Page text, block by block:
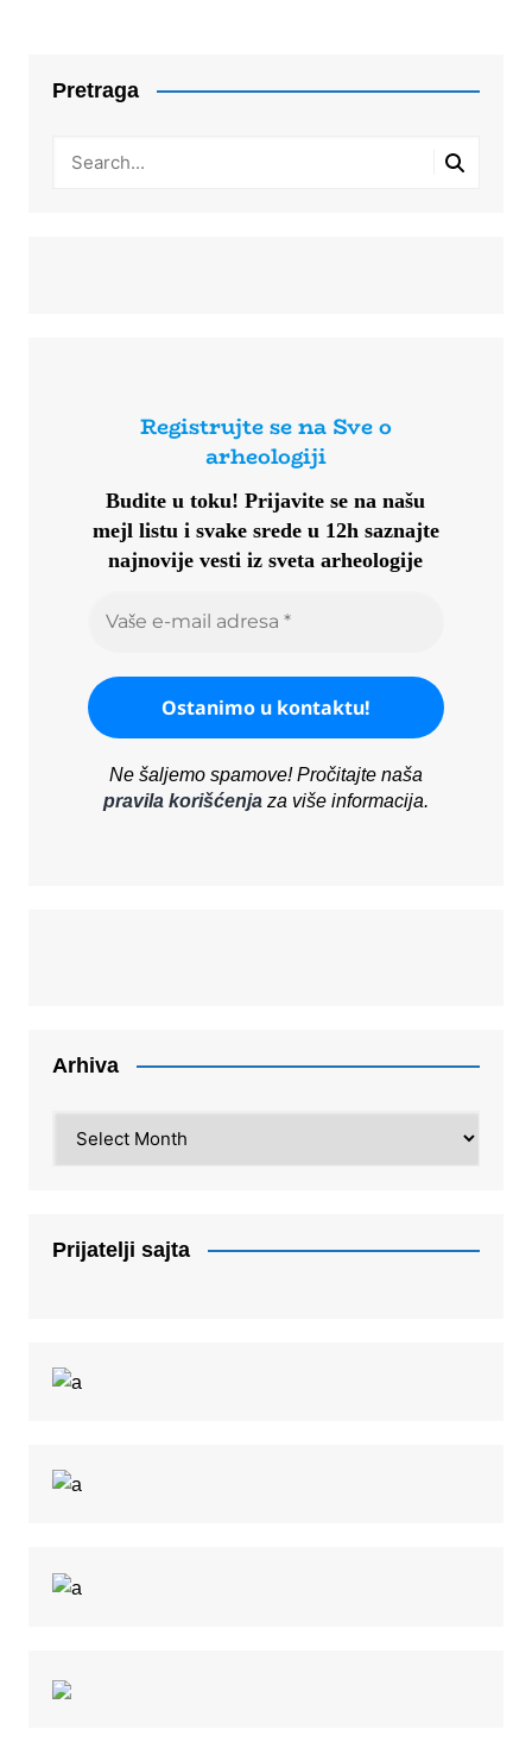
Pretraga
Registrujte se na Sve o
arheologiji
Budite u toku!Prijavite se na našu
mejl listu i svake srede u 12h saznajte
najnovije vesti iz sveta arheologije
Ne šaljemo spamove! Pročitajte naša
pravila korišćenjaza više informacija.
Arhiva
Prijatelji sajta